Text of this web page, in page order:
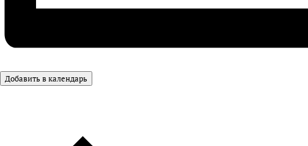
Добавить в календарь